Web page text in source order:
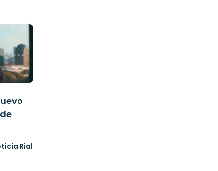
Rial